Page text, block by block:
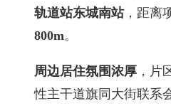
轨道站东城南站，距离
800m。
周边居住氛围浓厚 ，片
性主干道旗同大街联系